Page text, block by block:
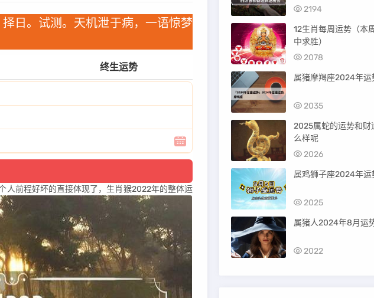
日。试测。天机泄于病，一语惊梦
终生运势
人前程好坏的直接体现了，生肖猴2022年的整体运
感情运势）
2194
12生肖每周运势（本
中求胜）
2078
属猪摩羯座2024年运
2035
2025属蛇的运势和财
么样呢
2026
属鸡狮子座2024年运
2025
属猪人2024年8月运
2022